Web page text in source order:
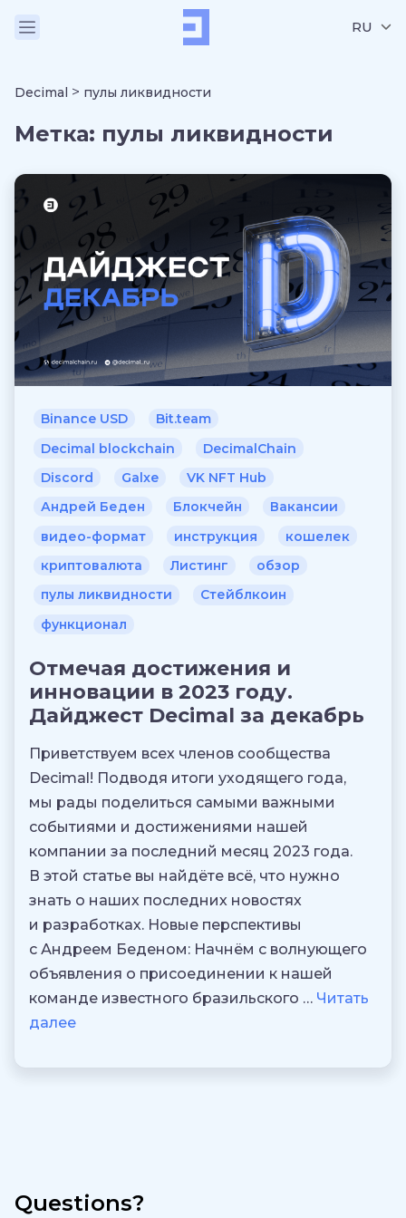
RU
Decimal > пулы ликвидности
Метка: пулы ликвидности
Binance USD
Bit.team
Decimal blockchain
DecimalChain
Discord
Galxe
VK NFT Hub
Андрей Беден
Блокчейн
Вакансии
видео-формат
инструкция
кошелек
криптовалюта
Листинг
обзор
пулы ликвидности
Стейблкоин
функционал
Отмечая достижения и
инновации в 2023 году.
Дайджест Decimal за декабрь
Приветствуем всех членов сообщества
Decimal! Подводя итоги уходящего года,
мы рады поделиться самыми важными
событиями и достижениями нашей
компании за последний месяц 2023 года.
В этой статье вы найдёте всё, что нужно
знать о наших последних новостях
и разработках. Новые перспективы
с Андреем Беденом: Начнём с волнующего
объявления о присоединении к нашей
команде известного бразильского … Читать
далее
Questions?